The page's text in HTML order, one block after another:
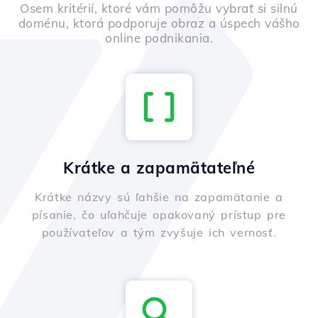
Osem kritérií, ktoré vám pomôžu vybrať si silnú
doménu, ktorá podporuje obraz a úspech vášho
online podnikania.
Krátke a zapamätateľné
Krátke názvy sú ľahšie na zapamätanie a
písanie, čo uľahčuje opakovaný prístup pre
používateľov a tým zvyšuje ich vernosť.